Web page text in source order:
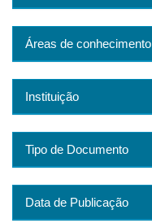
Áreas de conhecimento
Instituição
Tipo de Documento
Data de Publicação